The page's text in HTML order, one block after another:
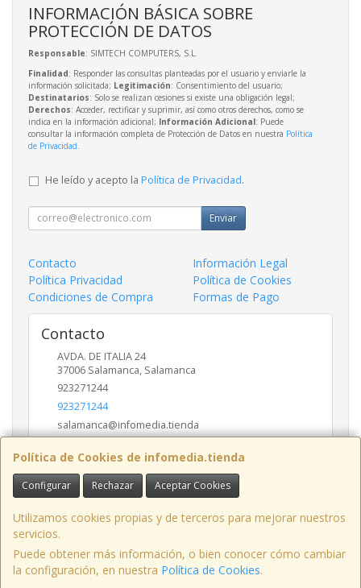
Política de Cookies de infomedia.tienda
Configurar Rechazar Aceptar Cookies
Utilizamos cookies propias y de terceros para mejorar nuestros
servicios.
Puede obtener más información, o bien conocer cómo cambiar
la configuración, en nuestra Política de Cookies.
INFORMACIÓN BÁSICA SOBRE
PROTECCIÓN DE DATOS
Responsable: SIMTECH COMPUTERS, S.L.
Finalidad: Responder las consultas planteadas por el usuario y enviarle la
información solicitada; Legitimación: Consentimiento del usuario;
Destinatarios: Solo se realizan cesiones si existe una obligación legal;
Derechos: Acceder, rectificar y suprimir, así como otros derechos, como se
indica en la información adicional; Información Adicional: Puede
consultar la información completa de Protección de Datos en nuestra Política
de Privacidad.
He leído y acepto la Política de Privacidad.
Enviar
Contacto
Información Legal
Política Privacidad
Política de Cookies
Condiciones de Compra
Formas de Pago
Contacto
AVDA. DE ITALIA 24
37006 Salamanca, Salamanca
923271244
923271244
salamanca@infomedia.tienda
Horario
11 a 14 y de 17 a 20
AVD. ITALIA , 24, LOCAL, 37006, SALAMANCA, España. - C.I.F.: B37557246 -
Tfno: 923-271244